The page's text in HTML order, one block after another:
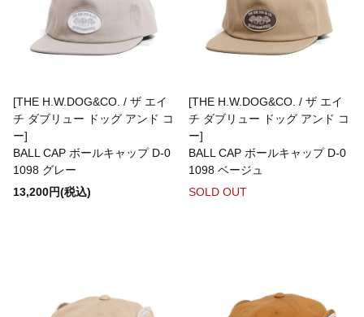
[THE H.W.DOG&CO. / ザ エイ
チ ダブリュー ドッグ アンド コ
ー]
BALL CAP ボールキャップ D-0
1098 グレー
13,200円(税込)
[THE H.W.DOG&CO. / ザ エイ
チ ダブリュー ドッグ アンド コ
ー]
BALL CAP ボールキャップ D-0
1098 ベージュ
SOLD OUT
CHURCHILL GLOVE
CONCHON QUINETTE
CONVERSE